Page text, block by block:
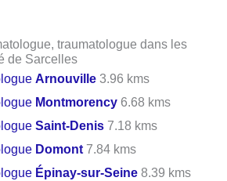
traumatologue dans les
de Sarcelles
Arnouville 3.96 kms
Montmorency 6.68 kms
Saint-Denis 7.18 kms
Domont 7.84 kms
Épinay-sur-Seine 8.39 kms